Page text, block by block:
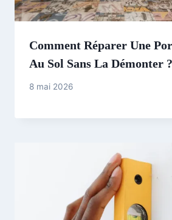
Comment Réparer Une
Au Sol Sans La Démonter ?
8 mai 2026